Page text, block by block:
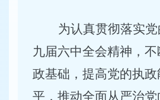
为认真贯彻落实
九届六中全会精神，
政基础，提高党的执
平，推动全面从严治